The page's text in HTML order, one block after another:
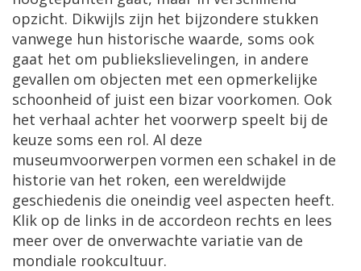
opzicht. Dikwijls zijn het bijzondere stukken
vanwege hun historische waarde, soms ook
gaat het om publiekslievelingen, in andere
gevallen om objecten met een opmerkelijke
schoonheid of juist een bizar voorkomen. Ook
het verhaal achter het voorwerp speelt bij de
keuze soms een rol. Al deze
museumvoorwerpen vormen een schakel in de
historie van het roken, een wereldwijde
geschiedenis die oneindig veel aspecten heeft.
Klik op de links in de accordeon rechts en lees
meer over de onverwachte variatie van de
mondiale rookcultuur.